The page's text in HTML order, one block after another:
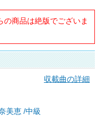
商品は絶版でございま
収載曲の詳細
美恵 /中級